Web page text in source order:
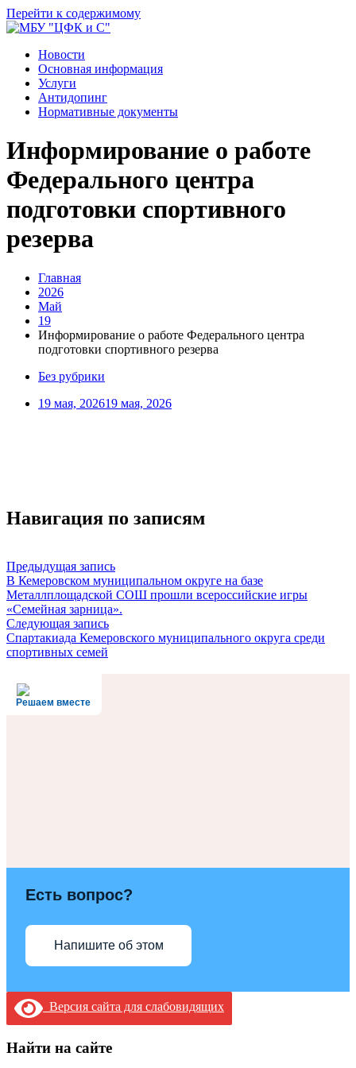
Перейти к содержимому
Новости
Основная информация
Услуги
Антидопинг
Нормативные документы
Информирование о работе
Федерального центра
подготовки спортивного
резерва
Главная
2026
Май
19
Информирование о работе Федерального центра
подготовки спортивного резерва
Без рубрики
19 мая, 202619 мая, 2026
Навигация по записям
Предыдущая запись
В Кемеровском муниципальном округе на базе
Металлплощадской СОШ прошли всероссийские игры
«Семейная зарница».
Следующая запись
Спартакиада Кемеровского муниципального округа среди
спортивных семей
Решаем вместе
Есть вопрос?
Напишите об этом
Версия сайта для слабовидящих
Найти на сайте